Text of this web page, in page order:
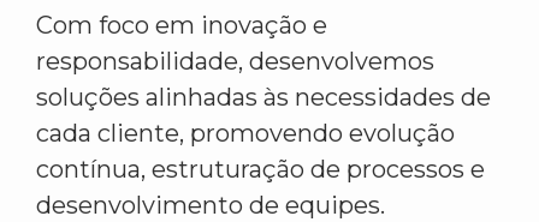
Com foco em inovação e
responsabilidade, desenvolvemos
soluções alinhadas às necessidades de
cada cliente, promovendo evolução
contínua, estruturação de processos e
desenvolvimento de equipes.